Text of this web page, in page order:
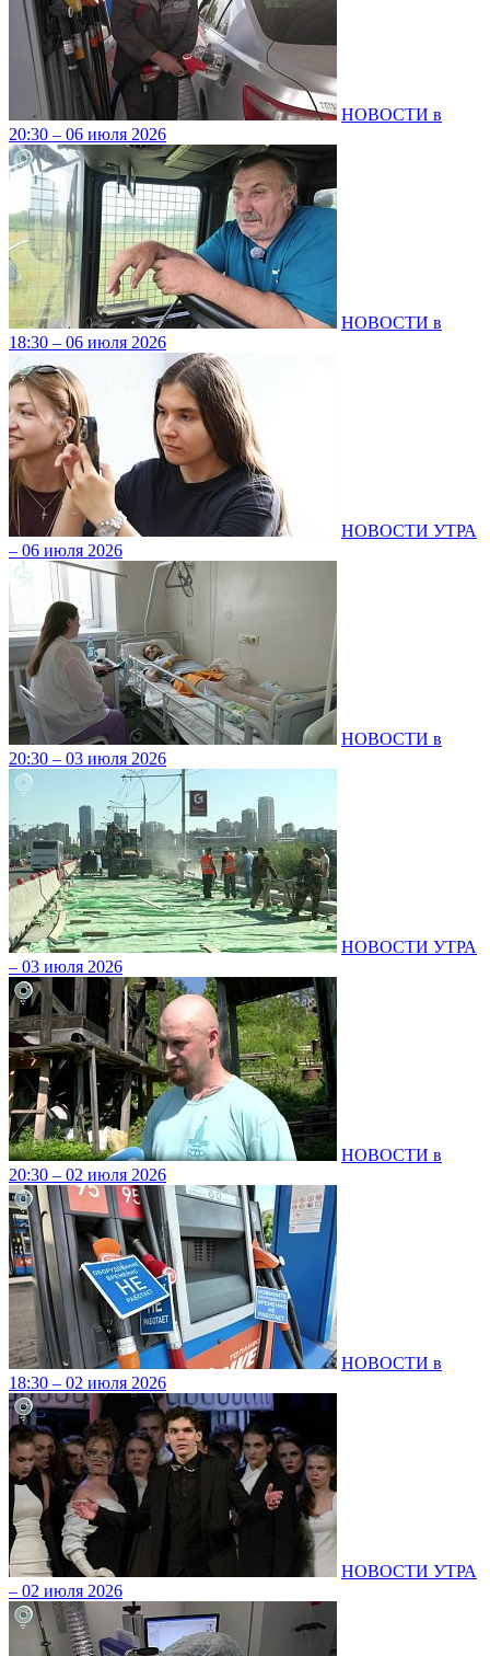
НОВОСТИ в
20:30 – 06 июля 2026
НОВОСТИ в
18:30 – 06 июля 2026
НОВОСТИ УТРА
– 06 июля 2026
НОВОСТИ в
20:30 – 03 июля 2026
НОВОСТИ УТРА
– 03 июля 2026
НОВОСТИ в
20:30 – 02 июля 2026
НОВОСТИ в
18:30 – 02 июля 2026
НОВОСТИ УТРА
– 02 июля 2026